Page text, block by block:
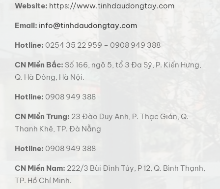
Website: https://www.tinhdaudongtay.com
Email: info@tinhdaudongtay.com
Hotline: 0254 35 22 959 – 0908 949 388
CN Miền Bắc: Số 166, ngõ 5, tổ 3 Đa Sỹ, P. Kiến Hưng,
Q. Hà Đông, Hà Nội.
Hotline: 0908 949 388
CN Miền Trung: 23 Đào Duy Anh, P. Thạc Gián, Q.
Thanh Khê, TP. Đà Nẵng
Hotline: 0908 949 388
CN Miền Nam: 222/3 Bùi Đình Túy, P 12, Q. Bình Thạnh,
TP. Hồ Chí Minh.